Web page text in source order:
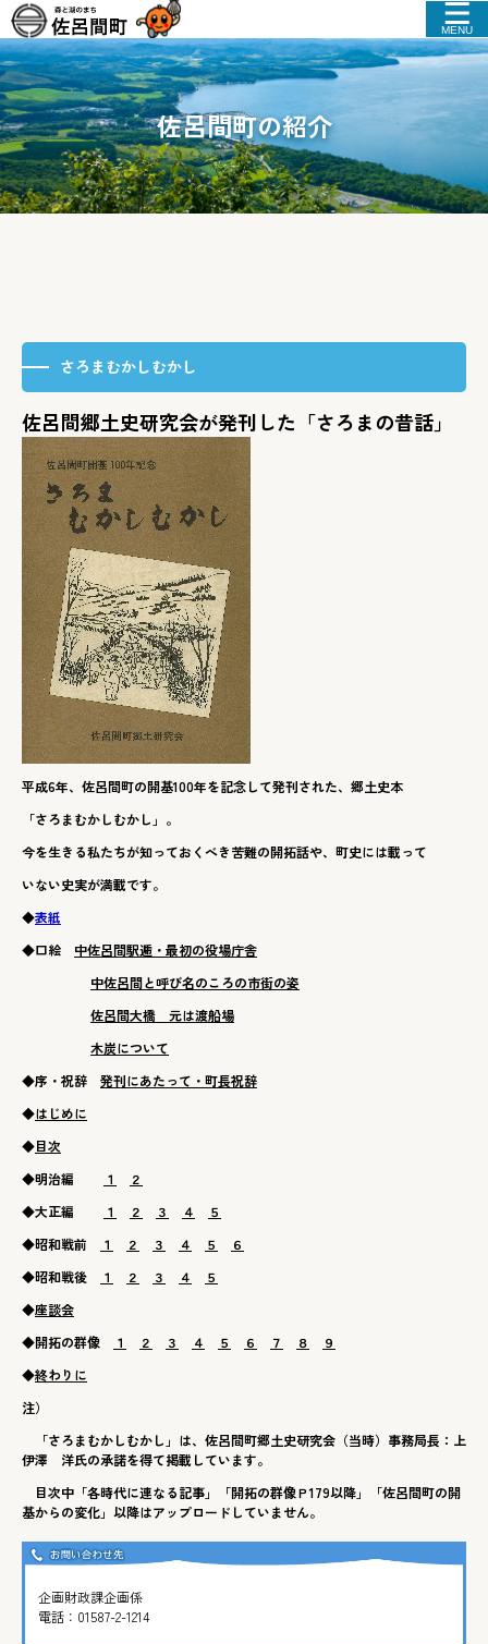
MENU
佐呂間町の紹介
さろまむかしむかし
佐呂間郷土史研究会が発刊した「さろまの昔話」
平成6年、佐呂間町の開基100年を記念して発刊された、 郷土史本
「さろまむかしむかし」。
今を生きる私たちが知っておくべき苦難の開拓話や、 町史には載って
いない史実が満載です。
◆表紙
◆口絵 中佐呂間駅逓・最初の役場庁舎
中佐呂間と呼び名のころの市街の姿
佐呂間大橋 元は渡船場
木炭について
◆序・祝辞 発刊にあたって・町長祝辞
◆はじめに
◆目次
◆明治編
１
２
◆大正編
１ ２ ３ ４
５
◆昭和戦前
１ ２ ３ ４ ５
６
◆昭和戦後
１ ２ ３ ４
５
◆座談会
◆開拓の群像
１ ２ ３ ４ ５ ６ ７ ８
９
◆終わりに
注）
「さろまむかしむかし」は、佐呂間町郷土史研究会（当時）事務局長：上
伊澤 洋氏の承諾を得て掲載しています。
目次中「各時代に連なる記事」「開拓の群像Ｐ179以降」「佐呂間町の開
基からの変化」以降はアップロードしていません。
企画財政課企画係
電話： 01587-2-1214